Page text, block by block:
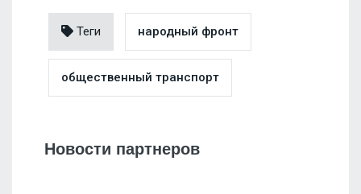
Теги народный фронт
общественный транспорт
Новости партнеров